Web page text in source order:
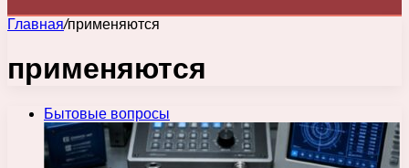
Главная/применяются
применяются
Бытовые вопросы